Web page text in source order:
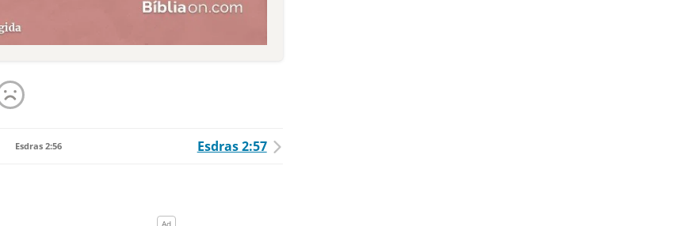
Esdras 2:56 Esdras 2:57